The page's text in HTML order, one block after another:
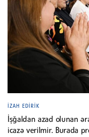
İZAH EDIRIK
İşğaldan azad olunan
icazə verilmir. Burada